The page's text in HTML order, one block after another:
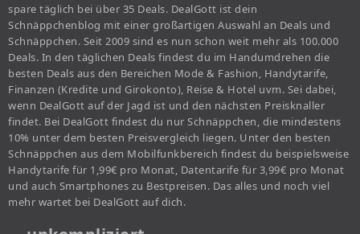
spare täglich bei über 35 Deals. DealGott ist dein
Schnäppchenblog mit einer großartigen Auswahl an Deals und
Schnäppchen. Seit 2009 sind es nun schon weit mehr als 100.000
Deals. In den täglichen Deals findest du im Handumdrehen die
besten Deals aus den Bereichen Mode & Fashion, Handytarife,
Finanzen (Kredite und Girokonto), Reise & Hotel uvm. Sei dabei,
wenn DealGott auf der Jagd ist und den nächsten Preisknaller
findet. Bei DealGott findest du nur Schnäppchen, die mindestens
10% unter dem besten Preisvergleich liegen. Unter den besten
Schnäppchen aus dem Mobilfunkbereich findest du beispielsweise
Handytarife für 1,99€ pro Monat, Datentarife für 3,99€ pro Monat
und auch Smartphones zu Bestpreisen. Das alles und noch viel
mehr wartet bei DealGott auf dich.